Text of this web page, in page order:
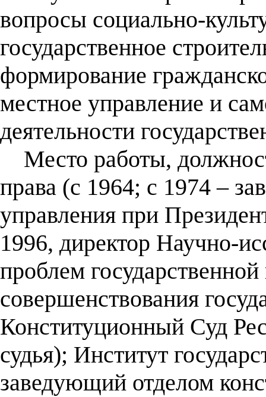
вопросы социально-
государственное
формирование
местное управление и
деятельности
Место работы,
права (с 1964; с 1974 –
управления при
1996, директор Научно-
проблем
совершенствования
Конституционный Суд
судья); Институт
заведующий отделом